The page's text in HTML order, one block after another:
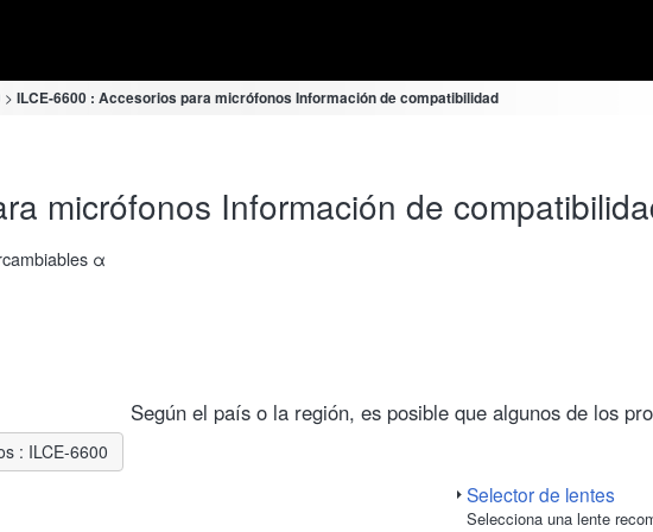
ILCE-6600 : Accesorios para micrófonos Información de compatibilidad
micrófonos Información de
α
Según el país o la región, es posible que algunos de los
: ILCE-6600
Selector de lentes
Selecciona una lente